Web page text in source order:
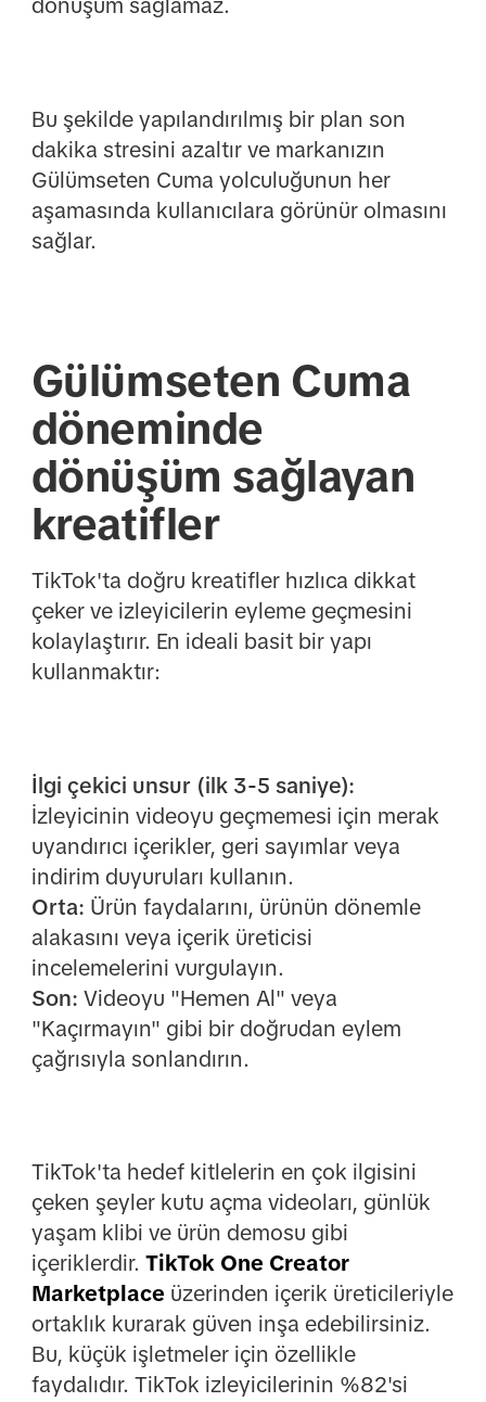
dönüşüm sağlamaz.
Bu şekilde yapılandırılmış bir plan son
dakika stresini azaltır ve markanızın
Gülümseten Cuma yolculuğunun her
aşamasında kullanıcılara görünür olmasını
sağlar.
Gülümseten Cuma
döneminde
dönüşüm sağlayan
kreatifler
TikTok'ta doğru kreatifler hızlıca dikkat
çeker ve izleyicilerin eyleme geçmesini
kolaylaştırır. En ideali basit bir yapı
kullanmaktır:
İlgi çekici unsur (ilk 3-5 saniye):
İzleyicinin videoyu geçmemesi için merak
uyandırıcı içerikler, geri sayımlar veya
indirim duyuruları kullanın.
Orta: Ürün faydalarını, ürünün dönemle
alakasını veya içerik üreticisi
incelemelerini vurgulayın.
Son: Videoyu "Hemen Al" veya
"Kaçırmayın" gibi bir doğrudan eylem
çağrısıyla sonlandırın.
TikTok'ta hedef kitlelerin en çok ilgisini
çeken şeyler kutu açma videoları, günlük
yaşam klibi ve ürün demosu gibi
içeriklerdir. TikTok One Creator
Marketplace üzerinden içerik üreticileriyle
ortaklık kurarak güven inşa edebilirsiniz.
Bu, küçük işletmeler için özellikle
faydalıdır. TikTok izleyicilerinin %82'si